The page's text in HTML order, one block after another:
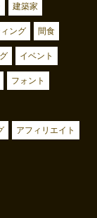
建築家
ング 間食
イベント
フォント
アフィリエイト